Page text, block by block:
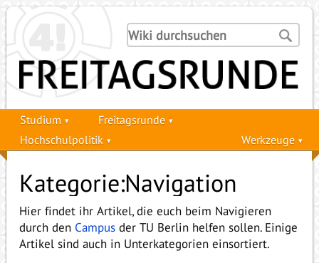
Studium
Freitagsrunde
Hochschulpolitik
Werkzeuge
Kategorie:Navigation
Hier findet ihr Artikel, die euch beim Navigieren
durch den Campus der TU Berlin helfen sollen. Einige
Artikel sind auch in Unterkategorien einsortiert.